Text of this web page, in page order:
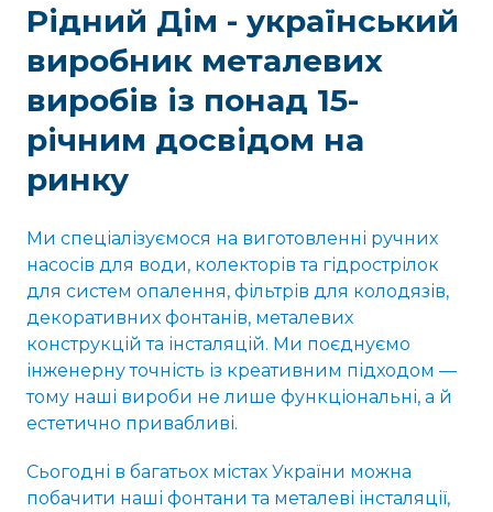
Рідний Дім - український
виробник металевих
виробів із понад 15-
річним досвідом на
ринку
Ми спеціалізуємося на виготовленні ручних
насосів для води, колекторів та гідрострілок
для систем опалення, фільтрів для колодязів,
декоративних фонтанів, металевих
конструкцій та інсталяцій. Ми поєднуємо
інженерну точність із креативним підходом —
тому наші вироби не лише функціональні, а й
естетично привабливі.
Сьогодні в багатьох містах України можна
побачити наші фонтани та металеві інсталяції,